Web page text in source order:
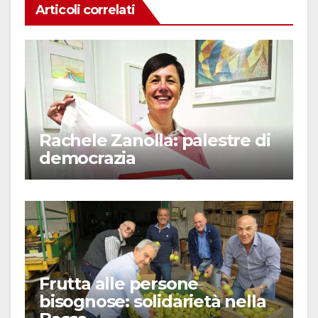
Articoli correlati
Rachele Zanolla: palestre di
democrazia
Frutta alle persone
bisognose: solidarietà nella